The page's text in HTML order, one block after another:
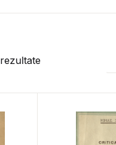
rezultate